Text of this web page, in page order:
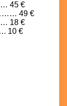
45 €
49 €
18 €
10 €